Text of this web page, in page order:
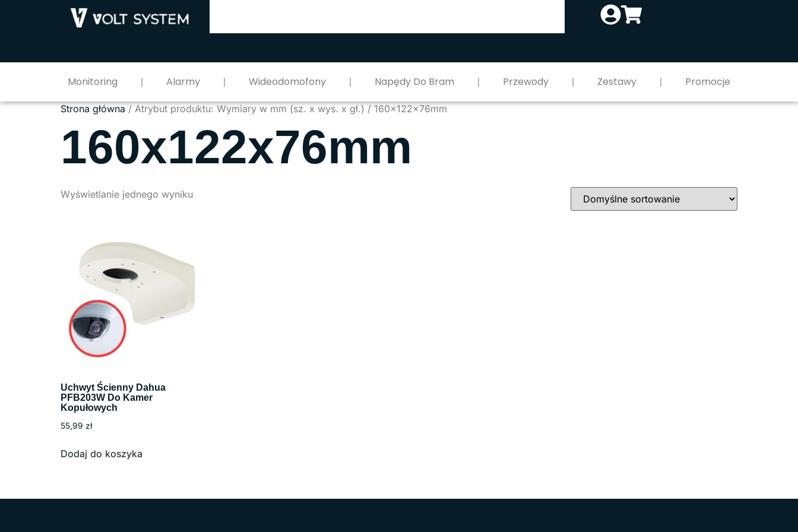
Monitoring Alarmy Wideodomofony Napędy Do Bram Przewody Zestawy Promocje
Strona główna / Atrybut produktu: Wymiary w mm (sz. x wys. x gł.) / 160x122x76mm
160x122x76mm
Wyświetlanie jednego wyniku
Uchwyt Ścienny Dahua
PFB203W Do Kamer
Kopułowych
55,99 zł
Dodaj do koszyka